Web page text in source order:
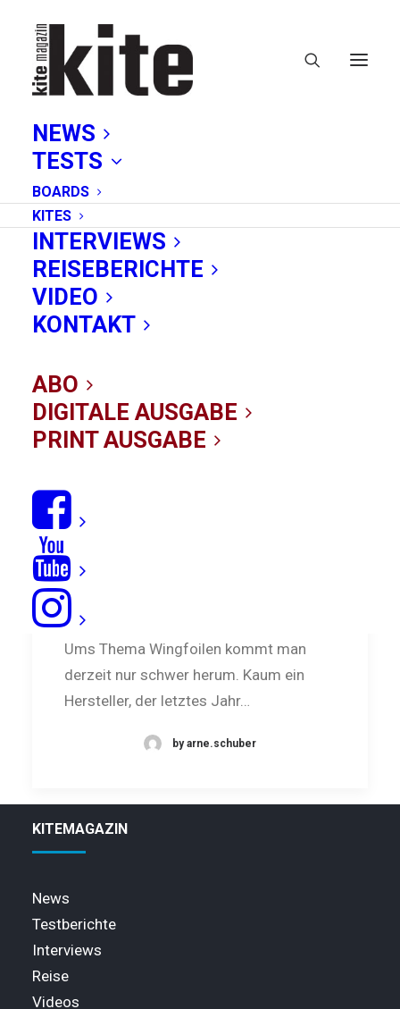
NEWS
TESTS
BOARDS
KITES
INTERVIEWS
REISEBERICHTE
VIDEO
KONTAKT
ABO
DIGITALE AUSGABE
PRINT AUSGABE
Wings
Test: Duotone Unit Wing
Ums Thema Wingfoilen kommt man
derzeit nur schwer herum. Kaum ein
Hersteller, der letztes Jahr…
by arne.schuber
KITEMAGAZIN
News
Testberichte
Interviews
Reise
Videos